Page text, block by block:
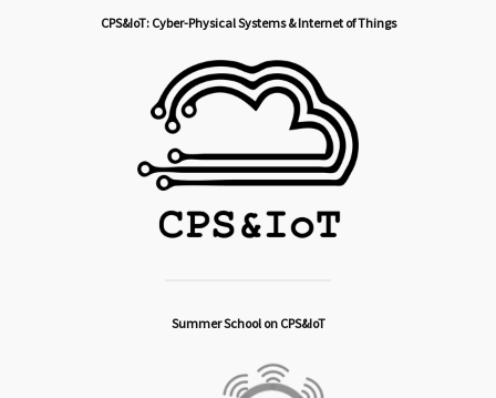
CPS&IoT: Cyber-Physical Systems & Internet of Things
Summer School on CPS&IoT